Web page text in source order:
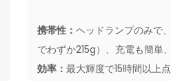
携帯性： ヘッドランプのみで
でわずか215g）、充電も簡単
効率： 最大輝度で15時間以上